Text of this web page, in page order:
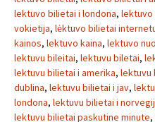
lektuvo bilietai i londona, lektuvo
vokietija, lėktuvo bilietai
kainos, lektuvo kaina, lektuvo
lektuvu bileitai, lektuvu biletai,
lektuvu bilietai i amerika, lektuvu
dublina, lektuvu bilietai i jav,
londona, lektuvu bilietai i
lektuvu bilietai paskutine minute,